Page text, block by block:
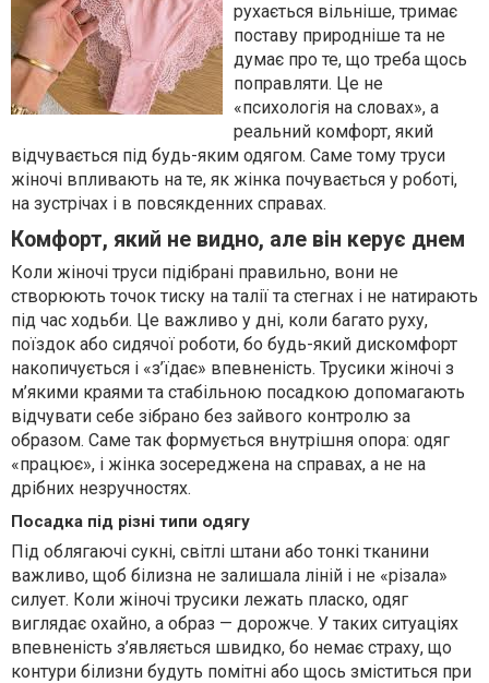
рухається вільніше, тримає
поставу природніше та не
думає про те, що треба щось
поправляти. Це не
«психологія на словах», а
реальний комфорт, який
відчувається під будь-яким одягом. Саме тому труси
жіночі впливають на те, як жінка почувається у роботі,
на зустрічах і в повсякденних справах.
Комфорт, який не видно, але він керує днем
Коли жіночі труси підібрані правильно, вони не
створюють точок тиску на талії та стегнах і не натирають
під час ходьби. Це важливо у дні, коли багато руху,
поїздок або сидячої роботи, бо будь-який дискомфорт
накопичується і «з’їдає» впевненість. Трусики жіночі з
м’якими краями та стабільною посадкою допомагають
відчувати себе зібрано без зайвого контролю за
образом. Саме так формується внутрішня опора: одяг
«працює», і жінка зосереджена на справах, а не на
дрібних незручностях.
Посадка під різні типи одягу
Під облягаючі сукні, світлі штани або тонкі тканини
важливо, щоб білизна не залишала ліній і не «різала»
силует. Коли жіночі трусики лежать пласко, одяг
виглядає охайно, а образ — дорожче. У таких ситуаціях
впевненість з’являється швидко, бо немає страху, що
контури білизни будуть помітні або щось зміститься при